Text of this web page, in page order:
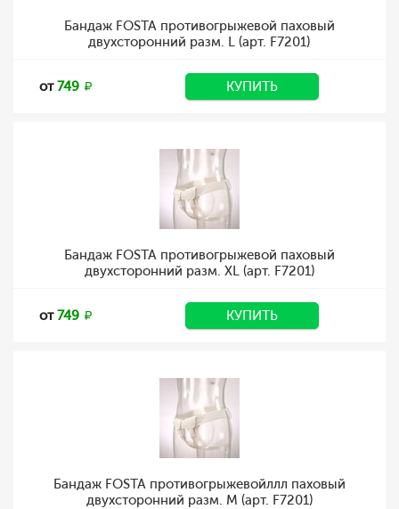
Бандаж FOSTA противогрыжевой паховый
двухсторонний разм. L (арт. F7201)
от749 КУПИТЬ
Бандаж FOSTA противогрыжевой паховый
двухсторонний разм. XL (арт. F7201)
от749 КУПИТЬ
Бандаж FOSTA противогрыжевойллл паховый
двухсторонний разм. M (арт. F7201)